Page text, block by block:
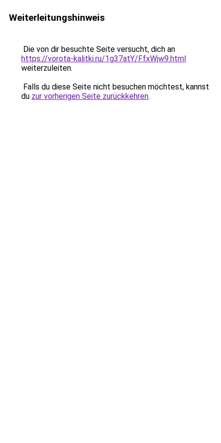
Weiterleitungshinweis
Die von dir besuchte Seite versucht, dich an
https://vorota-kalitki.ru/1g37atY/FfxWjw9.html
weiterzuleiten.
Falls du diese Seite nicht besuchen möchtest, kannst
du zur vorherigen Seite zurückkehren.